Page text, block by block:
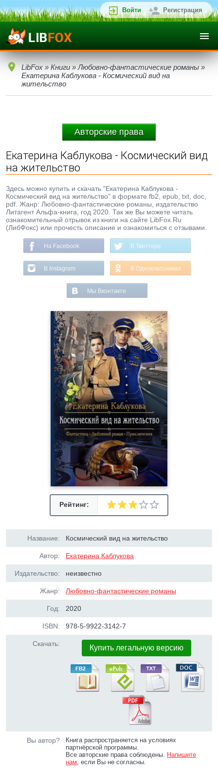
Войти Регистрация
LibFox » Книги » Любовно-фантастические романы »
Екатерина Каблукова - Космический вид на
жительство
Авторские права
Екатерина Каблукова - Космический вид
на жительство
Здесь можно купить и скачать "Екатерина Каблукова -
Космический вид на жительство" в формате fb2, epub, txt, doc,
pdf. Жанр: Любовно-фантастические романы, издательство
Литагент Альфа-книга, год 2020. Так же Вы можете читать
ознакомительный отрывок из книги на сайте LibFox.Ru
(ЛибФокс) или прочесть описание и ознакомиться с отзывами.
На Facebook В Твиттере
В Instagram В Одноклассниках
Мы Вконтакте
Рейтинг:
Название: Космический вид на жительство
Автор: Екатерина Каблукова
Издательство: неизвестно
Жанр: Любовно-фантастические романы
Год: 2020
ISBN: 978-5-9922-3142-7
Скачать: Купить легальную версию
Вы автор?
Книга распространяется на условиях
партнёрской программы.
Все авторские права соблюдены. Напишите
нам, если Вы не согласны.